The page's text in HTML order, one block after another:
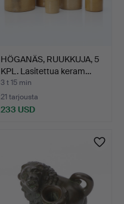
HÖGANÄS, RUUKKUJA, 5
KPL. Lasitettua keram…
3 t 15 min
21 tarjousta
233 USD